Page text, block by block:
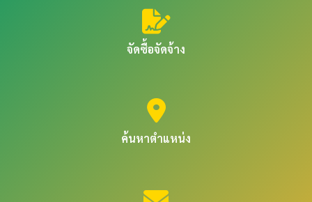
จัดซื้อจัดจ้าง
ค้นหาตำแหน่ง